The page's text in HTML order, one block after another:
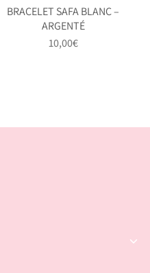
BRACELET SAFA BLANC –
ARGENTÉ
10,00€